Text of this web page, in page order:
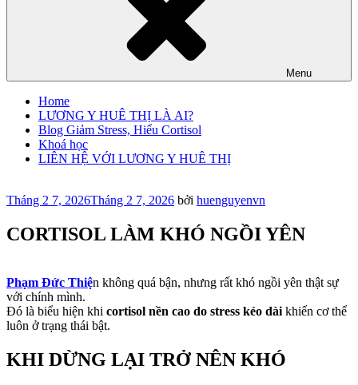
Menu
Home
LƯƠNG Y HUÊ THỊ LÀ AI?
Blog Giảm Stress, Hiểu Cortisol
Khoá học
LIÊN HỆ VỚI LƯƠNG Y HUÊ THỊ
Đăng
Tháng 2 7, 2026Tháng 2 7, 2026 bởi huenguyenvn
CORTISOL LÀM KHÓ NGỒI YÊN
Phạm Đức Thiện không quá bận, nhưng rất khó ngồi yên thật sự
với chính mình.
Đó là biểu hiện khi cortisol nền cao do stress kéo dài khiến cơ thể
luôn ở trạng thái bật.
KHI DỪNG LẠI TRỞ NÊN KHÓ